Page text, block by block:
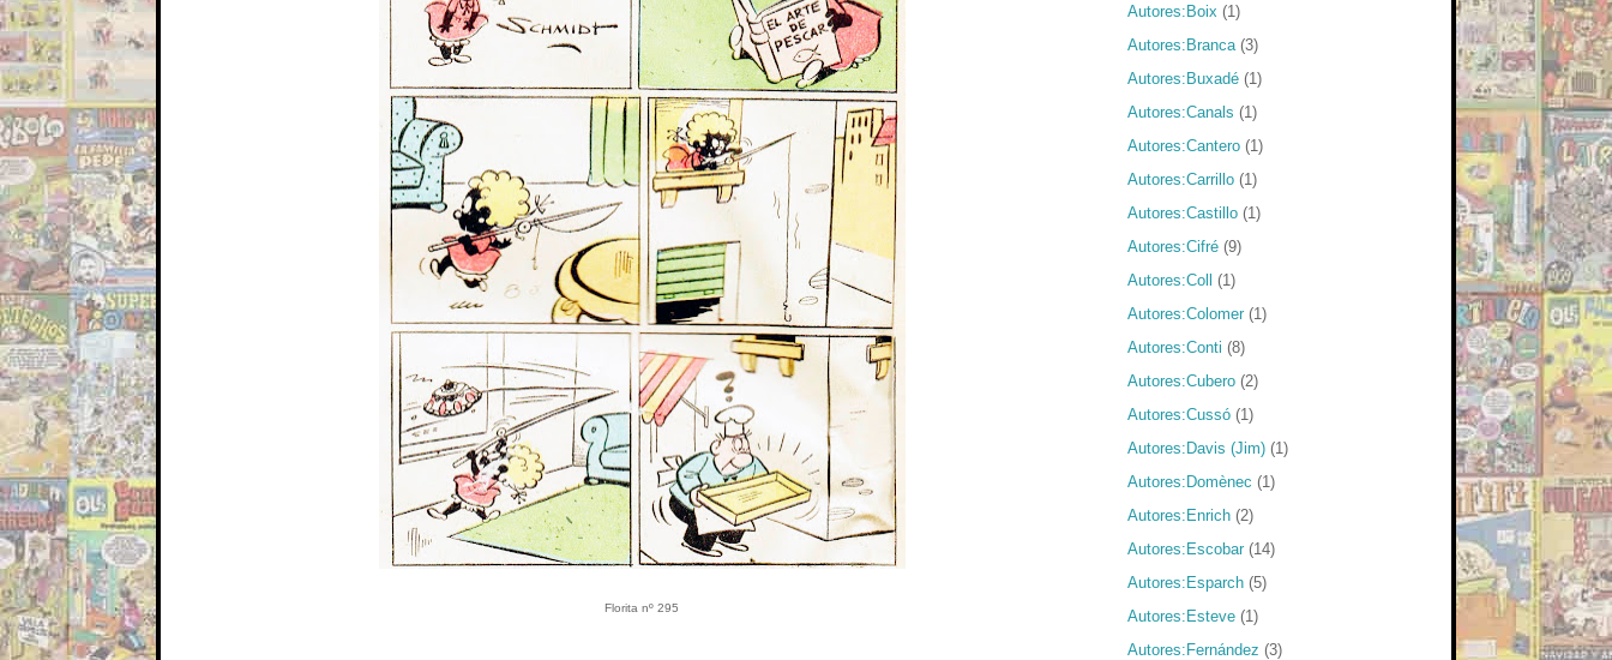
Florita nº 295
Autores:Boix (1)
Autores:Branca (3)
Autores:Buxadé (1)
Autores:Canals (1)
Autores:Cantero (1)
Autores:Carrillo (1)
Autores:Castillo (1)
Autores:Cifré (9)
Autores:Coll
(1)
Autores:Colomer (1)
Autores:Conti (8)
Autores:Cubero (2)
Autores:Cussó (1)
Autores:Davis (Jim) (1)
Autores:Domènec (1)
Autores:Enrich (2)
Autores:Escobar (14)
Autores:Esparch (5)
Autores:Esteve (1)
Autores:Fernández (3)